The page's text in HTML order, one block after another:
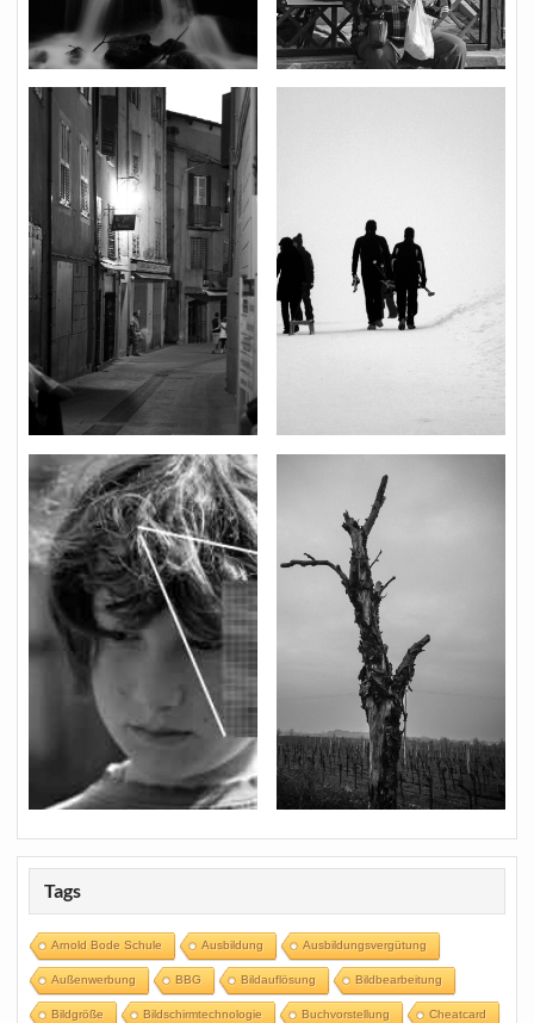
Tags
Arnold Bode Schule Ausbildung Ausbildungsvergütung
Außenwerbung BBG Bildauflösung Bildbearbeitung
Bildgröße Bildschirmtechnologie Buchvorstellung Cheatcard